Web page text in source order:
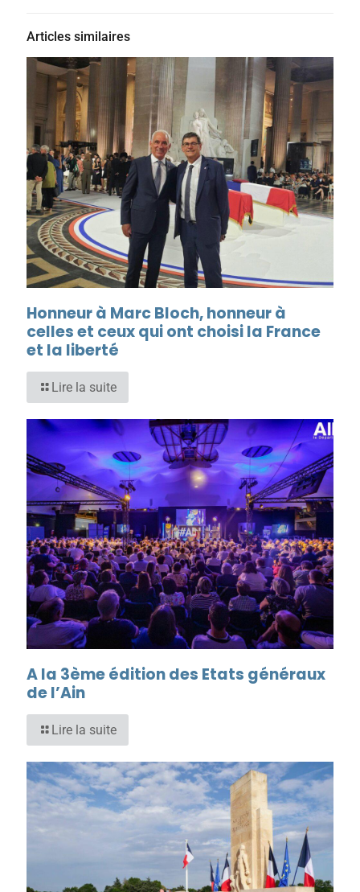
Articles similaires
Honneur à Marc Bloch, honneur à
celles et ceux qui ont choisi la France
et la liberté
Lire la suite
A la 3ème édition des Etats généraux
de l’Ain
Lire la suite